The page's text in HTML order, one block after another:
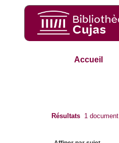
Accueil
Résultats 1 document